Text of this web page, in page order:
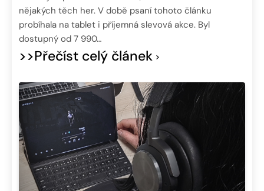
nějakých těch her. V době psaní tohoto článku
probíhala na tablet i příjemná slevová akce. Byl
dostupný od 7 990…
>>Přečíst celý článek